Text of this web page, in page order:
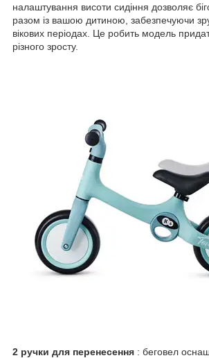
налаштування висоти сидіння дозволяє
разом із вашою дитиною, забезпечуючи
вікових періодах. Це робить модель
різного зросту.
2 ручки для перенесення : беговел